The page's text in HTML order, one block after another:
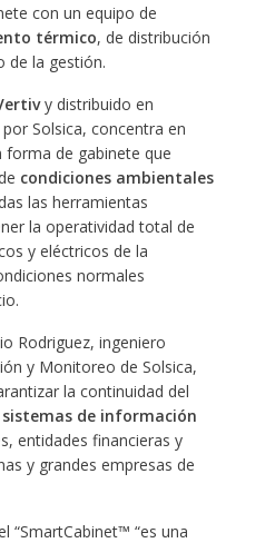
con un equipo de
térmico, de distribución
de la gestión.
y distribuido en
Solsica, concentra en
de gabinete que
condiciones ambientales
las herramientas
la operatividad total de
y eléctricos de la
normales
Rodriguez, ingeniero
y Monitoreo de Solsica,
la continuidad del
sistemas de información
entidades financieras y
y grandes empresas de
“SmartCabinet™ “es una